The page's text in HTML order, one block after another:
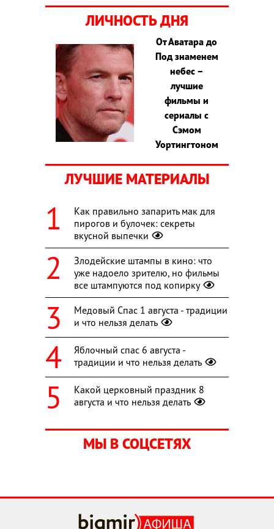
ЛИЧНОСТЬ ДНЯ
От Аватара до
Под знаменем
небес –
лучшие
фильмы и
сериалы с
Сэмом
Уортингтоном
ЛУЧШИЕ МАТЕРИАЛЫ
Как правильно запарить мак для
пирогов и булочек: секреты
вкусной выпечки
Злодейские штампы в кино: что
уже надоело зрителю, но фильмы
все штампуются под копирку
Медовый Спас 1 августа - традиции
и что нельзя делать
Яблочный спас 6 августа -
традиции и что нельзя делать
Какой церковный праздник 8
августа и что нельзя делать
МЫ В СОЦСЕТЯХ